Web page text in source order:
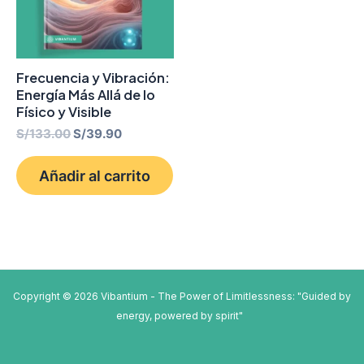
Frecuencia y Vibración:
Energía Más Allá de lo
Físico y Visible
S/133.00S/39.90
Añadir al carrito
Copyright © 2026 Vibantium - The Power of Limitlessness: "Guided by
energy, powered by spirit"